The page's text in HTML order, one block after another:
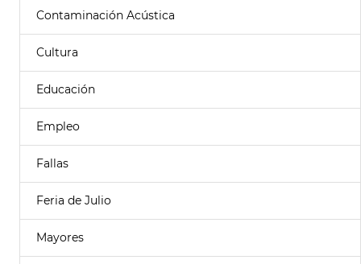
Contaminación Acústica
Cultura
Educación
Empleo
Fallas
Feria de Julio
Mayores